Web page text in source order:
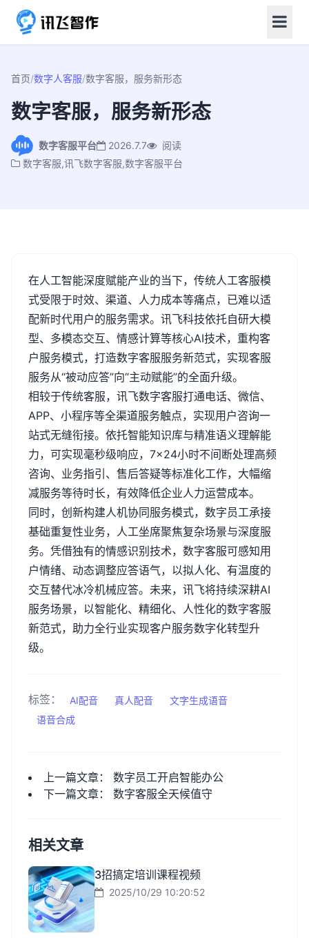
首页/数字人客服/数字客服，服务新形态
数字客服，服务新形态
数字客服平台 2026.7.7
阅读
数字客服,讯飞数字客服,数字客服平台
在人工智能深度赋能产业的当下，传统人工客服模
式受限于时效、渠道、人力成本等痛点，已难以适
配新时代用户的服务需求。讯飞科技依托自研大模
型、多模态交互、情感计算等核心AI技术，重构客
户服务模式，打造数字客服服务新范式，实现客服
服务从“被动应答”向“主动赋能”的全面升级。
相较于传统客服，讯飞数字客服打通电话、微信、
APP、小程序等全渠道服务触点，实现用户咨询一
站式无缝衔接。依托智能知识库与精准语义理解能
力，可实现毫秒级响应， 7×24小时不间断处理高频
咨询、业务指引、售后答疑等标准化工作，大幅缩
减服务等待时长，有效降低企业人力运营成本。
同时，创新构建人机协同服务模式，数字员工承接
基础重复性业务，人工坐席聚焦复杂场景与深度服
务。凭借独有的情感识别技术，数字客服可感知用
户情绪、动态调整应答语气，以拟人化、有温度的
交互替代冰冷机械应答。未来，讯飞将持续深耕AI
服务场景，以智能化、精细化、人性化的数字客服
新范式，助力全行业实现客户服务数字化转型升
级。
标签： AI配音 真人配音
文字生成语音
语音合成
上一篇文章： 数字员工开启智能办公
下一篇文章： 数字客服全天候值守
相关文章
3招搞定培训课程视频
2025/10/29 10:20:52